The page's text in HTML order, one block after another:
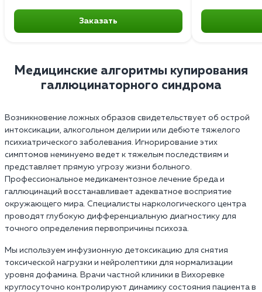
Заказать
Медицинские алгоритмы купирования
галлюцинаторного синдрома
Возникновение ложных образов свидетельствует об острой
интоксикации, алкогольном делирии или дебюте тяжелого
психиатрического заболевания. Игнорирование этих
симптомов неминуемо ведет к тяжелым последствиям и
представляет прямую угрозу жизни больного.
Профессиональное медикаментозное лечение бреда и
галлюцинаций восстанавливает адекватное восприятие
окружающего мира. Специалисты наркологического центра
проводят глубокую дифференциальную диагностику для
точного определения первопричины психоза.
Мы используем инфузионную детоксикацию для снятия
токсической нагрузки и нейролептики для нормализации
уровня дофамина. Врачи частной клиники в Вихоревке
круглосуточно контролируют динамику состояния пациента в